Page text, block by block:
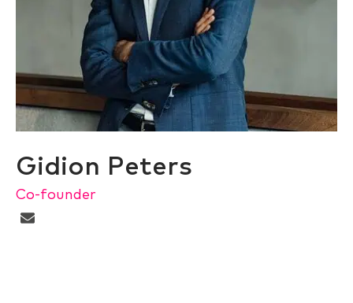
Gidion Peters
Co-founder